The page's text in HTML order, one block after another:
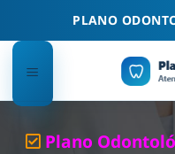
PLANO
Plano